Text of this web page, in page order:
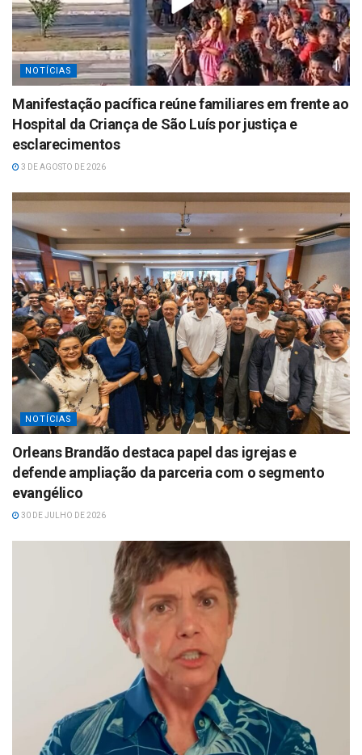
NOTÍCIAS
Manifestação pacífica reúne familiares em frente ao
Hospital da Criança de São Luís por justiça e
esclarecimentos
3 DE AGOSTO DE 2026
NOTÍCIAS
Orleans Brandão destaca papel das igrejas e
defende ampliação da parceria com o segmento
evangélico
30 DE JULHO DE 2026